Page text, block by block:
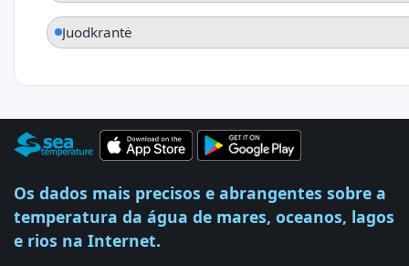
Juodkrantė
Os dados mais precisos e abrangentes sobre a
temperatura da água de mares, oceanos, lagos
e rios na Internet.